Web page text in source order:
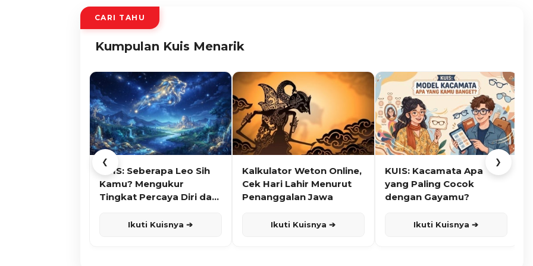
CARI TAHU
Kumpulan Kuis Menarik
❮
KUIS: Seberapa Leo Sih
Kamu? Mengukur
Tingkat Percaya Diri dan
Ikuti Kuisnya ➔
Kalkulator Weton Online,
Cek Hari Lahir Menurut
Penanggalan Jawa
Ikuti Kuisnya ➔
KUIS: Kacamata Apa
yang Paling Cocok
dengan Gayamu?
Ikuti Kuisnya ➔
❯